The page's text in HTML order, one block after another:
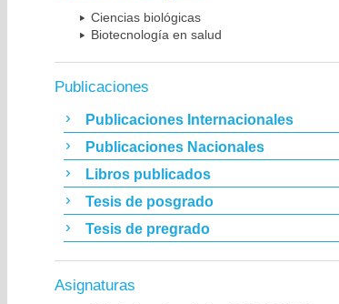
Ciencias biológicas
Biotecnología en salud
Publicaciones
Publicaciones Internacionales
Publicaciones Nacionales
Libros publicados
Tesis de posgrado
Tesis de pregrado
Asignaturas